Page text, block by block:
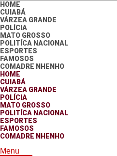
HOME
CUIABÁ
VÁRZEA GRANDE
POLÍCIA
MATO GROSSO
POLITÍCA NACIONAL
ESPORTES
FAMOSOS
COMADRE NHENHO
HOME
CUIABÁ
VÁRZEA GRANDE
POLÍCIA
MATO GROSSO
POLITÍCA NACIONAL
ESPORTES
FAMOSOS
COMADRE NHENHO
Menu